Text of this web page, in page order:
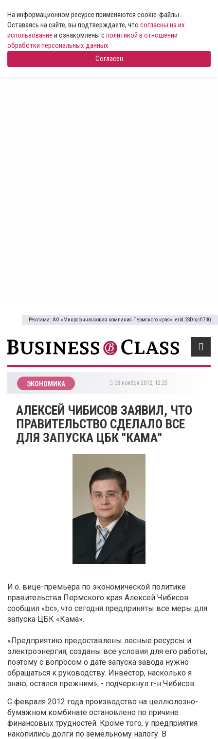
На информационном ресурсе применяются cookie-файлы .
Оставаясь на сайте, вы подтверждаете, что согласны на их
использование и ознакомлены сполитикой в отношении
обработки персональных данных
Согласен
Реклама: АО «Микрофинансовая компания Пермского края», erid:2SDnjcfi73Q
ЭКОНОМИКА 08 ноября 2012, 12:25
АЛЕКСЕЙ ЧИБИСОВ ЗАЯВИЛ, ЧТО
ПРАВИТЕЛЬСТВО СДЕЛАЛО ВСЕ
ДЛЯ ЗАПУСКА ЦБК "КАМА"
И.о. вице-премьера по экономической политике
правительства Пермского края Алексей Чибисов
сообщил «bc», что сегодня предприняты все меры для
запуска ЦБК «Кама».
«Предприятию предоставлены лесные ресурсы и
электроэнергия, созданы все условия для его работы,
поэтому с вопросом о дате запуска завода нужно
обращаться к руководству. Инвестор, насколько я
знаю, остался прежним», - подчеркнул г-н Чибисов.
С февраля 2012 года производство на целлюлозно-
бумажном комбинате остановлено по причине
финансовых трудностей. Кроме того, у предприятия
накопились долги по земельному налогу. В